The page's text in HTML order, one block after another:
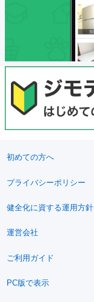
初めての方へ
プライバシーポリシー
健全化に資する運用方針
運営会社
ご利用ガイド
PC版で表示